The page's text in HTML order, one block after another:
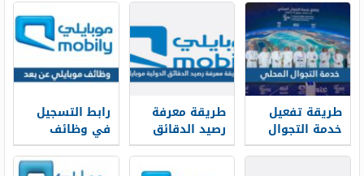
طريقة تفعيل
خدمة التجوال
المحلي موبايلي
طريقة معرفة
رصيد الدقائق
الدولية موبايلي
2026
رابط التسجيل
في وظائف
موبايلي عن بعد
2025